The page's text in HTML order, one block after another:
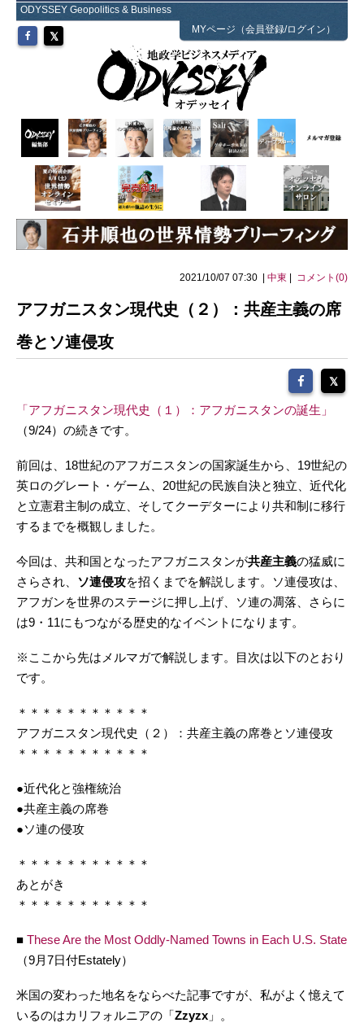
ODYSSEY Geopolitics & Business
MYページ（会員登録/ログイン）
2021/10/07 07:30 | 中東 コメント(0)
アフガニスタン現代史（２）：共産主義の席
巻とソ連侵攻
「アフガニスタン現代史（１）：アフガニスタンの誕生」
（9/24）の続きです。
前回は、18世紀のアフガニスタンの国家誕生から、19世紀の
英ロのグレート・ゲーム、20世紀の民族自決と独立、近代化
と立憲君主制の成立、そしてクーデターにより共和制に移行
するまでを概観しました。
今回は、共和国となったアフガニスタンが共産主義の猛威に
さらされ、 ソ連侵攻を招くまでを解説します。ソ連侵攻は、
アフガンを世界のステージに押し上げ、ソ連の凋落、さらに
は9・11にもつながる歴史的なイベントになります。
※ここから先はメルマガで解説します。目次は以下のとおり
です。
＊＊＊＊＊＊＊＊＊＊＊
アフガニスタン現代史（２）：共産主義の席巻とソ連侵攻
＊＊＊＊＊＊＊＊＊＊＊
●近代化と強権統治
●共産主義の席巻
●ソ連の侵攻
＊＊＊＊＊＊＊＊＊＊＊
あとがき
＊＊＊＊＊＊＊＊＊＊＊
■ These Are the Most Oddly-Named Towns in Each U.S. State
（9月7日付Estately）
米国の変わった地名をならべた記事ですが、私がよく憶えて
いるのはカリフォルニアの「Zzyzx 」。